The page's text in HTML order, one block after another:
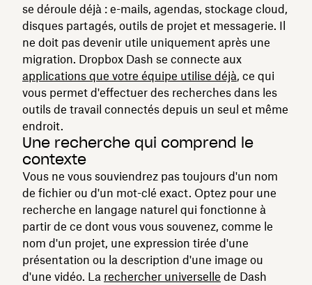
se déroule déjà : e-mails, agendas, stockage cloud,
disques partagés, outils de projet et messagerie. Il
ne doit pas devenir utile uniquement après une
migration. Dropbox Dash se connecte aux
applications que votre équipe utilise déjà, ce qui
vous permet d'effectuer des recherches dans les
outils de travail connectés depuis un seul et même
endroit.
Une recherche qui comprend le
contexte
Vous ne vous souviendrez pas toujours d'un nom
de fichier ou d'un mot-clé exact. Optez pour une
recherche en langage naturel qui fonctionne à
partir de ce dont vous vous souvenez, comme le
nom d'un projet, une expression tirée d'une
présentation ou la description d'une image ou
d'une vidéo. La rechercher universelle de Dash